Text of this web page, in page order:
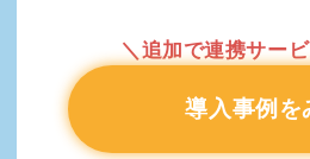
＼追加で連携サー
導入事例を